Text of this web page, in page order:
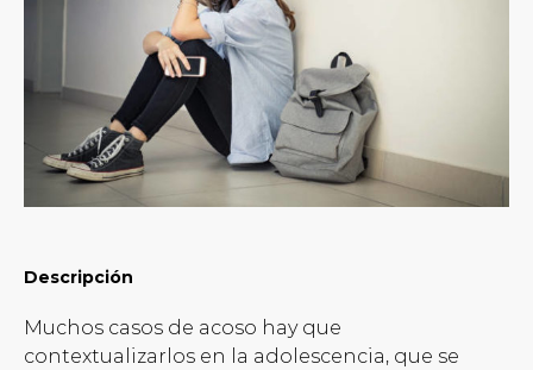
Descripción
Muchos casos de acoso hay que
contextualizarlos en la adolescencia, que se